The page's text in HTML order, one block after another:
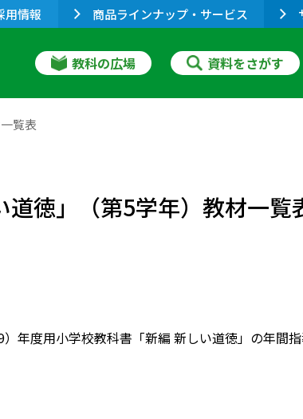
用情報 商品ラインナップ・サービス
教科の広場 資料をさがす
覧表
徳」（第5学年）教材一覧
年度用小学校教科書「新編 新しい道徳」の年間指